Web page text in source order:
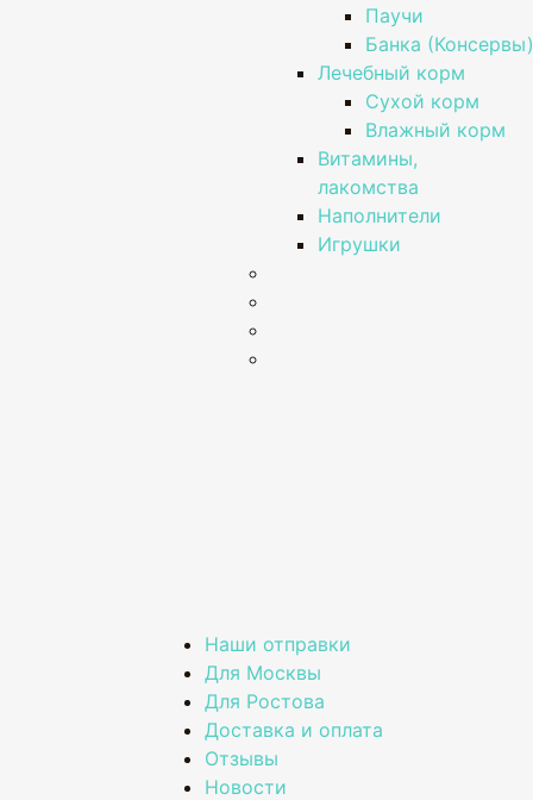
Паучи
Банка (Консервы)
Лечебный корм
Сухой корм
Влажный корм
Витамины,
лакомства
Наполнители
Игрушки
Наши отправки
Для Москвы
Для Ростова
Доставка и оплата
Отзывы
Новости